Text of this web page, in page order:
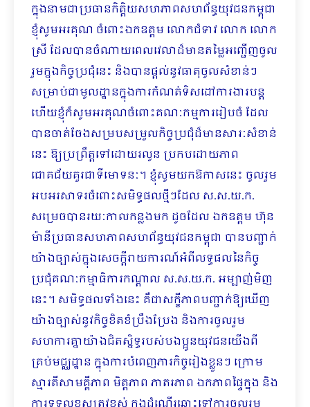
ក្នុងនាមជាប្រធានកិត្តិយសហភាពសហព័ន្ធយុវជនកម្ពុជា
ខ្ញុំសូមអរគុណ​ ចំពោះ​ឯកឧត្តម លោកជំទាវ លោក លោក
ស្រី ដែលបានចំណាយពេលវេលាដ៏មានតម្លៃអញ្ជើញចូល
រួមក្នុងកិច្ចប្រជុំនេះ និងបានផ្តល់នូវធាតុចូលសំខាន់ៗ
សម្រាប់ជាមូលដ្ឋានក្នុងការកំណត់ទិសដៅការងារបន្ត
ហើយខ្ញុំក៏សូមអរគុណចំពោះគណៈកម្មការរៀបចំ ដែល
បានចាត់ចែងសម្របសម្រួលកិច្ចប្រជុំដ៏មានសារៈសំខាន់
នេះ ឱ្យប្រព្រឹត្តទៅដោយរលូន ប្រកប​ដោយ​ភាព
ជោគជ័យគួរជាទីមោទនៈ។ ខ្ញុំសូមយកឱកាសនេះ ចូលរួម
អបអរសាទរចំពោះសមិទ្ធផលថ្មីៗដែល ស.ស.យ.ក.
សម្រេចបានរយៈកាលកន្លងមក ដូចដែល ឯកឧត្តម ហ៊ុន
ម៉ានីប្រធានសហភាពសហព័ន្ធយុវជនកម្ពុជា បានបញ្ជាក់
យ៉ាងច្បាស់ក្នុងសេចក្តីរាយការណ៍អំពីលទ្ធផលនៃកិច្ច
ប្រជុំគណៈកម្មាធិការកណ្តាល ស.ស.យ.ក. អម្បាញ់មិញ
នេះ។ សមិទ្ធផលទាំងនេះ គឺជាសក្ខីភាពបញ្ជាក់ឱ្យឃើញ
យ៉ាងច្បាស់នូវកិច្ចខិតខំប្រឹងប្រែង និងការចូលរួម
សហការ​គ្នាយ៉ាងជិតស្និទ្ធរបស់បងប្អូនយុវជនយើងពី
គ្រប់មជ្ឈដ្ឋាន ក្នុងការបំពេញភារកិច្ចរៀងខ្លួនៗ ក្រោម​
ស្មារតីសាមគ្គីភាព មិត្តភាព ភាតរភាព ឯកភាពផ្ទៃក្នុង និង